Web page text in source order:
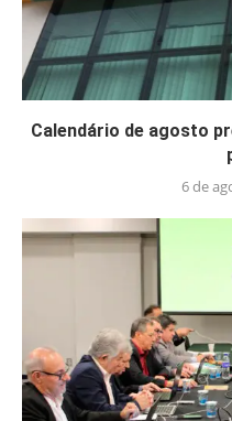
Calendário de agosto
6 de